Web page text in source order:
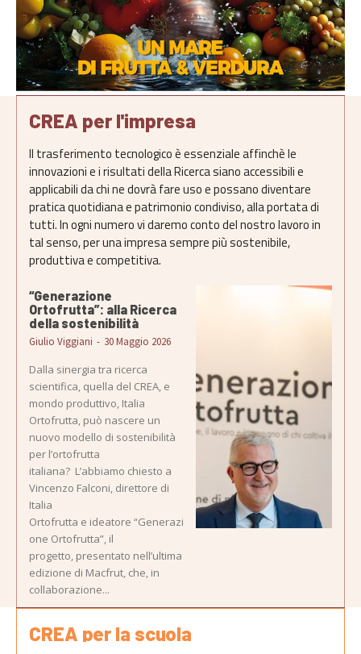
CREA per la scuola
CREA per l'impresa
Il trasferimento tecnologico è essenziale affinchè le
innovazioni e i risultati della Ricerca siano accessibili e
applicabili da chi ne dovrà fare uso e possano diventare
pratica quotidiana e patrimonio condiviso, alla portata di
tutti. In ogni numero vi daremo conto del nostro lavoro in
tal senso, per una impresa sempre più sostenibile,
produttiva e competitiva.
“Generazione
Ortofrutta”: alla Ricerca
della sostenibilità
Giulio Viggiani - 30 Maggio 2026
Dalla sinergia tra ricerca
scientifica, quella del CREA, e
mondo produttivo, Italia
Ortofrutta, può nascere un
nuovo modello di sostenibilità
per l’ortofrutta
italiana? L’abbiamo chiesto a
Vincenzo Falconi, direttore di
Italia
Ortofrutta e ideatore “Generazi
one Ortofrutta”, il
progetto, presentato nell’ultima
edizione di Macfrut, che, in
collaborazione...